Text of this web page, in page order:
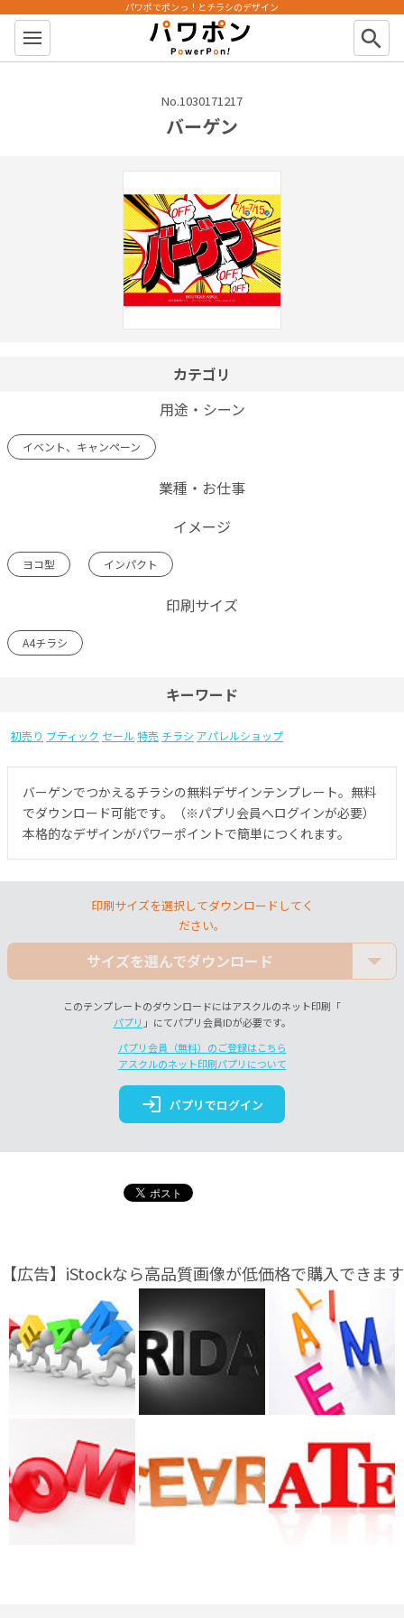
パワポン
パワポでポンっ！とチラシのデザイン
search
No.1030171217
バーゲン
カテゴリ
用途・シーン
イベント、キャンペーン
業種・お仕事
イメージ
ヨコ型 インパクト
印刷サイズ
A4チラシ
キーワード
初売り ブティック セール 特売 チラシ アパレルショップ
バーゲンでつかえるチラシの無料デザインテンプレート。無料
でダウンロード可能です。（※パプリ会員へログインが必要）
本格的なデザインがパワーポイントで簡単につくれます。
印刷サイズを選択してダウンロードしてく
ださい。
サイズを選んでダウンロード
このテンプレートのダウンロードにはアスクルのネット印刷「
パプリ 」にてパプリ会員IDが必要です。
パプリ会員（無料）のご登録はこちら
アスクルのネット印刷パプリについて
login パプリでログイン
【広告】iStockなら高品質画像が低価格で購入できます